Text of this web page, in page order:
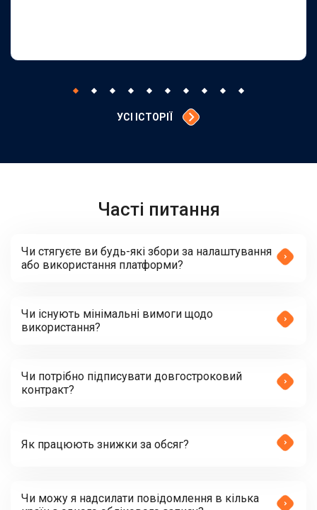
УСІ ІСТОРІЇ
Часті питання
Чи стягуєте ви будь-які збори за налаштування
або використання платформи?
Чи існують мінімальні вимоги щодо
використання?
Чи потрібно підписувати довгостроковий
контракт?
Як працюють знижки за обсяг?
Чи можу я надсилати повідомлення в кілька